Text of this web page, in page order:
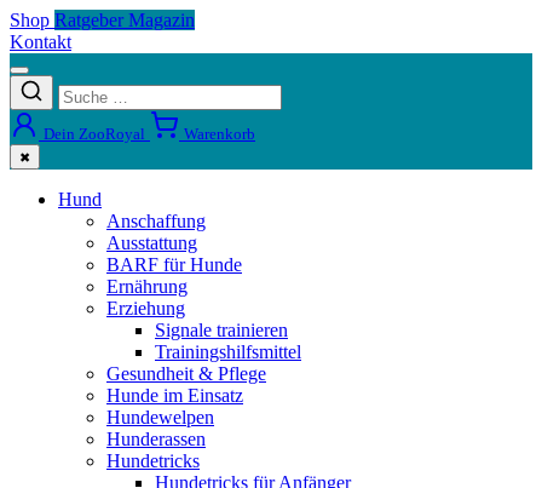
Shop Ratgeber Magazin
Kontakt
Dein ZooRoyal Warenkorb
✖
Hund
Anschaffung
Ausstattung
BARF für Hunde
Ernährung
Erziehung
Signale trainieren
Trainingshilfsmittel
Gesundheit & Pflege
Hunde im Einsatz
Hundewelpen
Hunderassen
Hundetricks
Hundetricks für Anfänger